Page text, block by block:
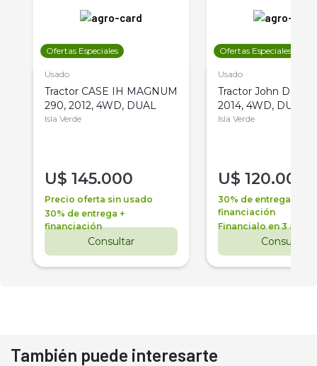
Ofertas Especiales
Usado
Tractor CASE IH MAGNUM
290, 2012, 4WD, DUAL
Isla Verde
U$ 145.000
Precio oferta sin usado
30% de entrega +
financiación
Consultar
Ofertas Especiales
Usado
Tractor John Deere
2014, 4WD, DUAL
Isla Verde
U$ 120.000
30% de entrega +
financiación
Financialo en 3 años
Consultar
También puede interesarte